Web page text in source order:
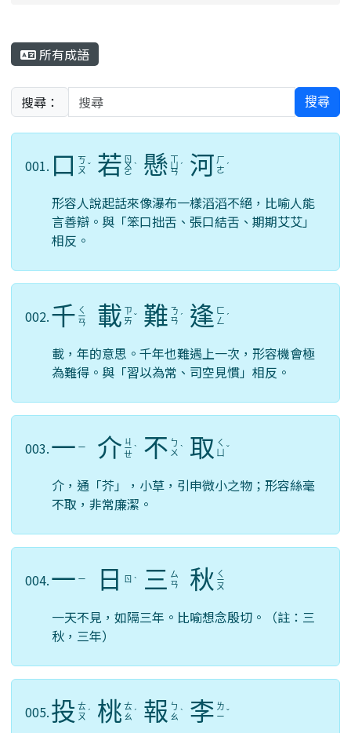
所有成語
搜尋： 搜尋
001. 口 ㄎ
ㄡ ˇ 若 ㄖ
ㄨ
ㄛ
ˋ 懸 ㄒ
ㄩ
ㄢ
ˊ 河 ㄏ
ㄜ ˊ
形容人說起話來像瀑布一樣滔滔不絕，比喻人能
言善辯。與「笨口拙舌、張口結舌、期期艾艾」
相反。
002.千 ㄑ
ㄧ
ㄢ 載 ㄗ
ㄞ ˇ 難 ㄋ
ㄢ ˊ 逢 ㄈ
ㄥ ˊ
載，年的意思。千年也難遇上一次，形容機會極
為難得。與「習以為常、司空見慣」相反。
003.一 ㄧ 介 ㄐ
ㄧ
ㄝ
ˋ 不 ㄅ
ㄨ ˋ 取 ㄑ
ˇ
介，通「芥」，小草，引申微小之物；形容絲毫
不取，非常廉潔。
004.一 ㄧ 日 ㄖ ˋ 三 ㄙ
ㄢ
秋 ㄑ
ㄧ
ㄡ
一天不見，如隔三年。比喻想念殷切。（註：三
秋，三年）
005.投 ㄊ
ㄡ ˊ 桃 ㄊ
ㄠ ˊ 報 ㄅ
ㄠ ˋ 李 ㄌ
ㄧ ˇ